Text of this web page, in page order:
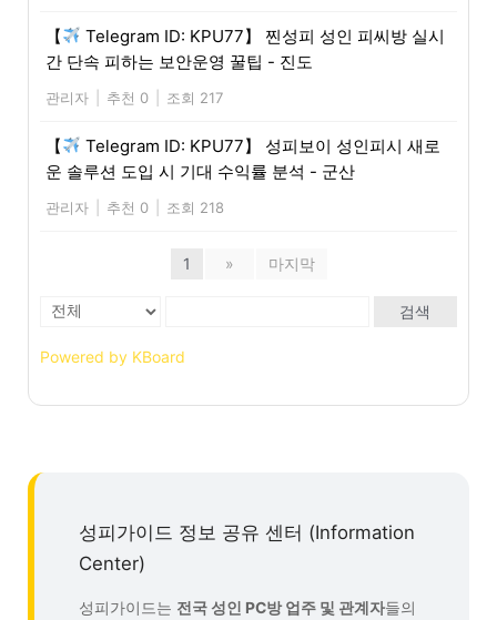
【
Telegram ID: KPU77】 찐성피 성인 피씨방 실시
간 단속 피하는 보안운영 꿀팁 - 진도
관리자 추천 0 조회 217
【
Telegram ID: KPU77】 성피보이 성인피시 새로
운 솔루션 도입 시 기대 수익률 분석 - 군산
관리자 추천 0 조회 218
1 » 마지막
검색
Powered by KBoard
성피가이드 정보 공유 센터 (Information
Center)
성피가이드는 전국 성인 PC방 업주 및 관계자들의